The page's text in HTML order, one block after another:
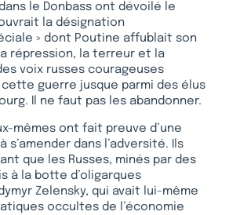
le Donbass ont dévoilé le
la désignation
» dont Poutine affublait son
répression, la terreur et la
voix russes courageuses
guerre jusque parmi des élus
Il ne faut pas les abandonner.
mêmes ont fait preuve d’une
s’amender dans l’adversité. Ils
que les Russes, minés par des
à la botte d’oligarques
Zelensky, qui avait lui-même
occultes de l’économie